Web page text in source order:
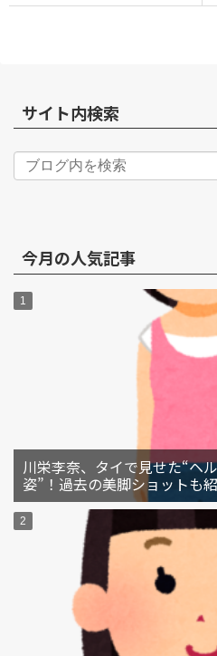
サイト内検索
今月の人気記事
川栄李奈、タイで見せた“ヘ
姿”！過去の美脚ショットも紹